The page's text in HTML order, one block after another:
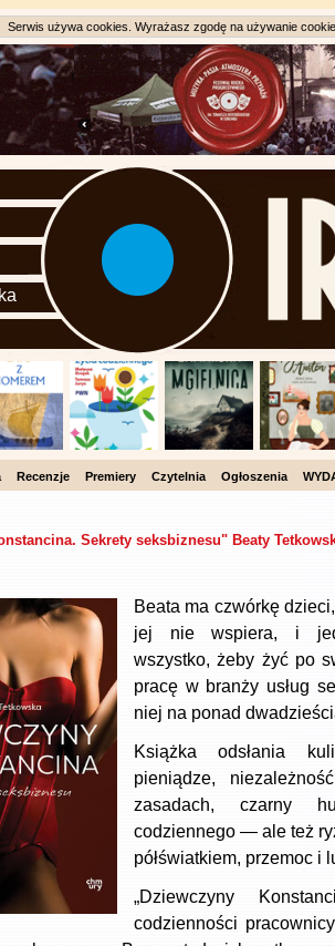
Serwis używa cookies. Wyrażasz zgodę na używanie
Recenzje Premiery Czytelnia Ogłoszenia
Sekrety seksbiznesu" Beaty
Beata ma czwórkę
jej nie wspiera, i
wszystko, żeby żyć po
pracę w branży usług
niej na ponad
Książka odsłania
pieniądze,
zasadach, czarny
codziennego — ale też
półświatkiem, przemoc i
„Dziewczyny
codzienności